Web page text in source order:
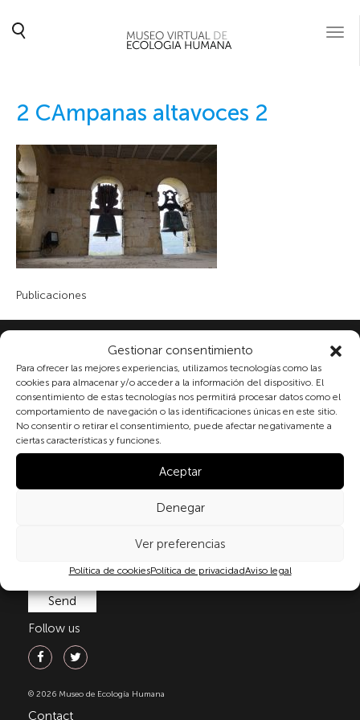
Gestionar consentimiento
Para ofrecer las mejores experiencias, utilizamos tecnologías como las
cookies para almacenar y/o acceder a la información del dispositivo. El
consentimiento de estas tecnologías nos permitirá procesar datos como el
comportamiento de navegación o las identificaciones únicas en este sitio.
No consentir o retirar el consentimiento, puede afectar negativamente a
ciertas características y funciones.
Aceptar
Denegar
Ver preferencias
Política de cookiesPolítica de privacidadAviso legal
2 CAmpanas altavoces 2
Publicaciones
Subscribe to our newsletter
By checking the box and submitting this form, you
expressly consent to the processing of your personal
data in accordance with the current regulations on
personal data protection, in particular, as set out in
and of the Council of 27 April 2016 (GDPR) and
Organic Law 3/2018 of 5 December on the Protection
(LOPDGDD). For more information, you can consult
privacy policy.
Follow us
© 2026 Museo de Ecología Humana
Contact